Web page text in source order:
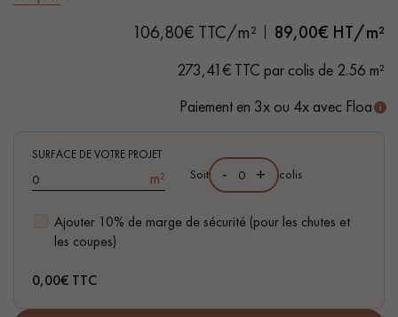
Nos experts sont à votre disposition pour vous guider pas à
pas dans le choix et la pose de votre parquet.
Un expert Décoplus Parquets vous appelle
- Grande longueur de lame : 2230 mm
- Clic système 5G - sans colle
- 3.5 mm de bois noble (couche d'usure).
- Finition vernis haute résistance - Prêt à poser
- Pose flottante ou collée sur support
- Compatible sols chauffants
106,80€ TTC/m² 89,00€ HT/m²
273,41€ TTC par colis de 2.56 m²
Paiement en 3x ou 4x avec Floa
SURFACE DE VOTRE PROJET
m²
Ajouter 10% de marge de sécurité (pour les chutes et
les coupes)
Soit - + colis
0,00€ TTC